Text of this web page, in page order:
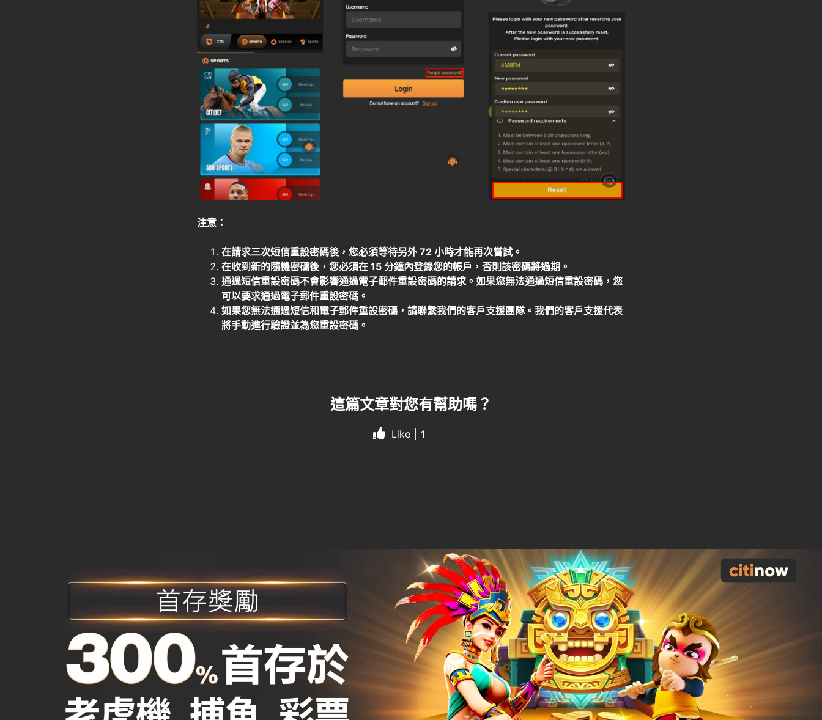
注意：
在請求三次短信重設密碼後，您必須等待另外 72 小時才能再次嘗試。
在收到新的隨機密碼後，您必須在 15 分鐘內登錄您的帳戶，否則該密碼將過期。
通過短信重設密碼不會影響通過電子郵件重設密碼的請求。如果您無法通過短信重設密碼，您
可以要求通過電子郵件重設密碼。
如果您無法通過短信和電子郵件重設密碼，請聯繫我們的客戶支援團隊。我們的客戶支援代表
將手動進行驗證並為您重設密碼。
這篇文章對您有幫助嗎？
Like 1